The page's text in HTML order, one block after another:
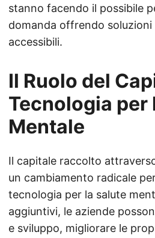
stanno facendo il possibile
domanda offrendo
accessibili.
Il Ruolo del
Tecnologia per
Mentale
Il capitale raccolto
un cambiamento radicale
tecnologia per la salute
aggiuntivi, le aziende
e sviluppo, migliorare le